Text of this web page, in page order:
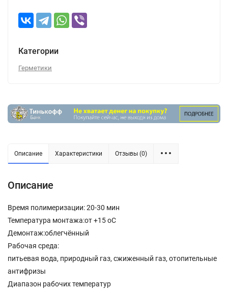
Категории
Герметики
Описание Характеристики Отзывы (0)
Описание
Время полимеризации: 20-30 мин
Температура монтажа:от +15 oC
Демонтаж:облегчённый
Рабочая среда:
питьевая вода, природный газ, сжиженный газ, отопительные
антифризы
Диапазон рабочих температур